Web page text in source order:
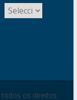
todos os direitos